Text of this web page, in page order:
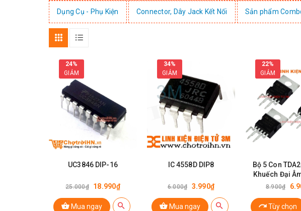
Dụng Cụ - Phụ Kiện Connector, Dây Jack Kết Nối Sản phẩm
24%
GIẢM
UC3846 DIP-16
25.000₫ 18.990₫
Mua ngay
34%
GIẢM
IC 4558D DIP8
6.000₫ 3.990₫
Mua ngay
22%
GIẢM
Bộ 5 Con
Khuếch Đại
8.900₫
Tùy chọn